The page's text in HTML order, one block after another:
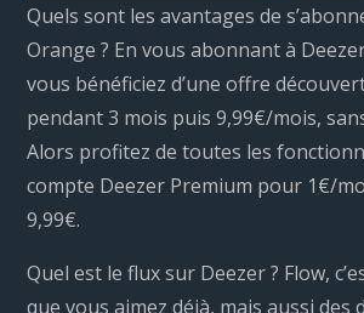
Quels sont les avantages de
Orange ? En vous abonnant à
vous bénéficiez d’une offre
pendant 3 mois puis 9,99€/mois,
Alors profitez de toutes les
compte Deezer Premium pour 1€/
9,99€.
Quel est le flux sur Deezer ? Flow,
que vous aimez déjà, mais aussi des